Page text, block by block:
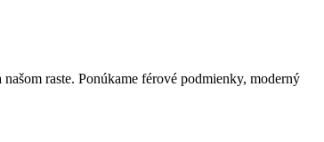
raste. Ponúkame férové podmienky, moderný